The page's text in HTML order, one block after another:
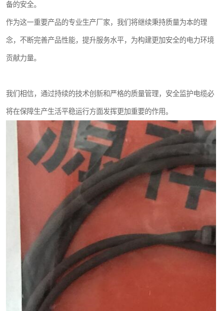
备的安全。
作为这一重要产品的专业生产厂家，我们将继续秉持质量为本的理
念，不断完善产品性能，提升服务水平，为构建更加安全的电力环境
贡献力量。
我们相信，通过持续的技术创新和严格的质量管理，安全监护电缆必
将在保障生产生活平稳运行方面发挥更加重要的作用。